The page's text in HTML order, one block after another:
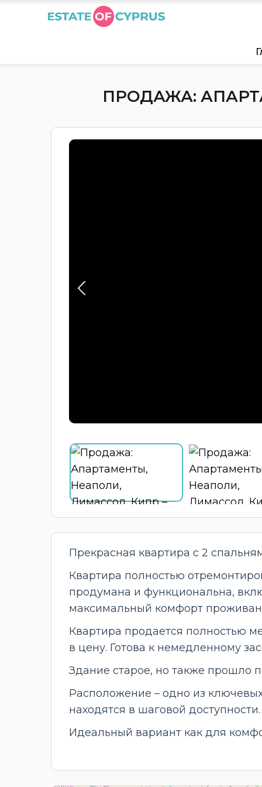
ПРОДАЖА:
Прекрасная квартира с 2
Квартира полностью
продумана и функциональна,
максимальный комфорт
Квартира продается полностью
в цену. Готова к немедленному
Здание старое, но также прошло
Расположение – одно из
находятся в шаговой
Идеальный вариант как для